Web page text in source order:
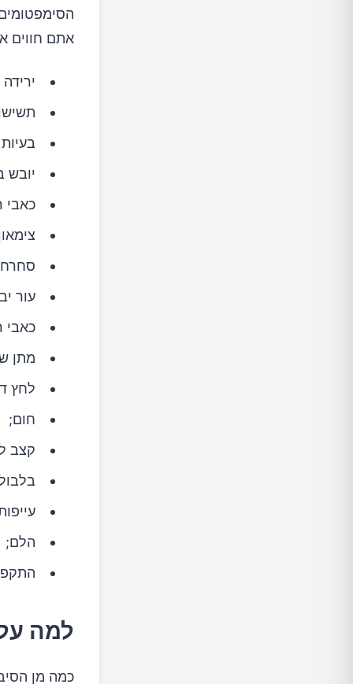
11 דרכים קלות להפוך מים פשוטים לטעימים יותר
11.אננס או מנגו
אתם חווים
יובש
כאבי
עור
כאבי
מתן
לחץ
חום;
קצב
הלם;
למה
כמה מן